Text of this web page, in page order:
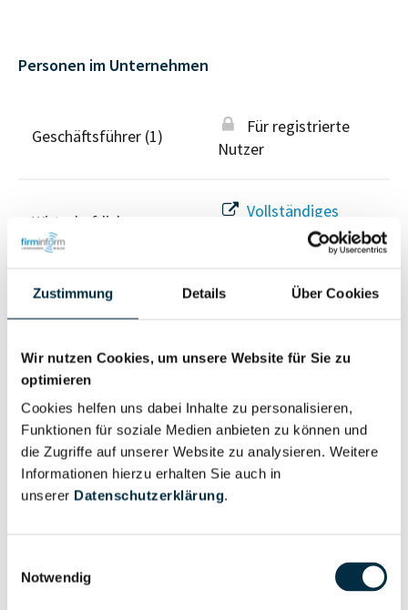
Zustimmung Details Über Cookies
Wir nutzen Cookies, um unsere Website für Sie zu
optimieren
Cookies helfen uns dabei Inhalte zu personalisieren,
Funktionen für soziale Medien anbieten zu können und
die Zugriffe auf unserer Website zu analysieren. Weitere
Informationen hierzu erhalten Sie auch in
unserer Datenschutzerklärung.
Notwendig
Personen im Unternehmen
Geschäftsführer (1)
Für registrierte
Nutzer
Wirtschaftlich
Berechtigter
Vollständiges
Unternehmensprofil
Gesellschafterstruktur
Vollständiges
Unternehmensprofil
anfragen